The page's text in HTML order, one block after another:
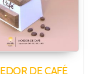
DE CAFÉ